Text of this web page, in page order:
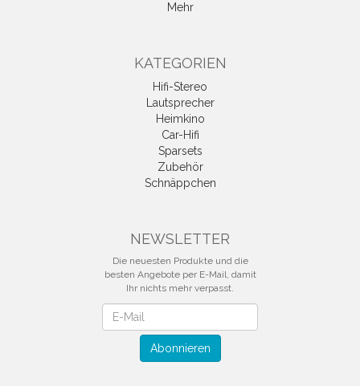
Mehr
KATEGORIEN
Hifi-Stereo
Lautsprecher
Heimkino
Car-Hifi
Sparsets
Zubehör
Schnäppchen
NEWSLETTER
Die neuesten Produkte und die
besten Angebote per E-Mail, damit
Ihr nichts mehr verpasst.
Abonnieren